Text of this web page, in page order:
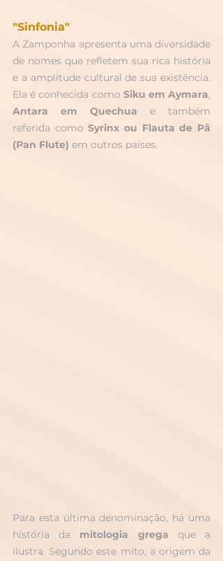
"Sinfonia"
A Zamponha apresenta uma diversidade
de nomes que refletem sua rica história
e a amplitude cultural de sua existência.
Ela é conhecida como Siku em Aymara
Antara em Quechua e também
referida como Syrinx ou Flauta de Pã
(Pan Flute) em outros países.
Para esta última denominação, há uma
história da mitologia grega que a
ilustra. Segundo este mito, a origem da